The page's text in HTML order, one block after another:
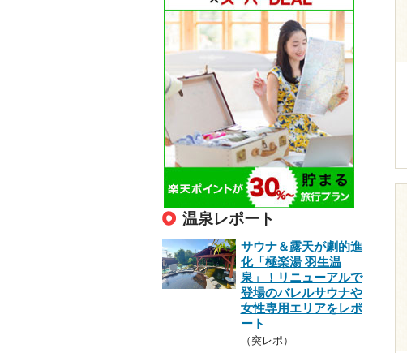
温泉レポート
サウナ＆露天が劇的進
化「極楽湯 羽生温
泉」！リニューアルで
登場のバレルサウナや
女性専用エリアをレポ
ート
（突レポ）